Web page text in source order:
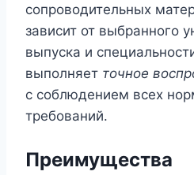
сопроводительных
зависит от выбранного
выпуска и
выполняет точное
с соблюдением всех
требований.
Преимущества